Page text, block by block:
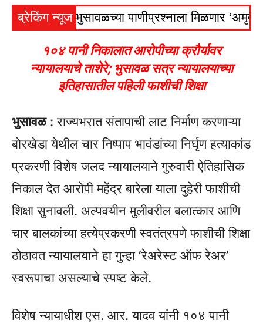
ब्रेकिंग न्यूज
भुसावळच्या पाणीप्रश्नाला मिळणार ‘अमृत’ बळ!
१०४ पानी निकालात आरोपीच्या क्रौर्यावर
न्यायालयाचे ताशेरे; भुसावळ सत्र न्यायालयाच्या
इतिहासातील पहिली फाशीची शिक्षा
भुसावळ: राज्यभरात संतापाची लाट निर्माण करणाऱ्या
बोरखेडा येथील चार निष्पाप भावंडांच्या निर्घृण हत्याकांड
प्रकरणी विशेष जलद न्यायालयाने गुरुवारी ऐतिहासिक
निकाल देत आरोपी महेंद्र बारेला याला दुहेरी फाशीची
शिक्षा सुनावली. अल्पवयीन मुलीवरील बलात्कार आणि
चार बालकांच्या हत्येप्रकरणी स्वतंत्रपणे फाशीची शिक्षा
ठोठावत न्यायालयाने हा गुन्हा ‘रेअरेस्ट ऑफ रेअर’
स्वरूपाचा असल्याचे स्पष्ट केले.
विशेष न्यायाधीश एस. आर. यादव यांनी १०४ पानी